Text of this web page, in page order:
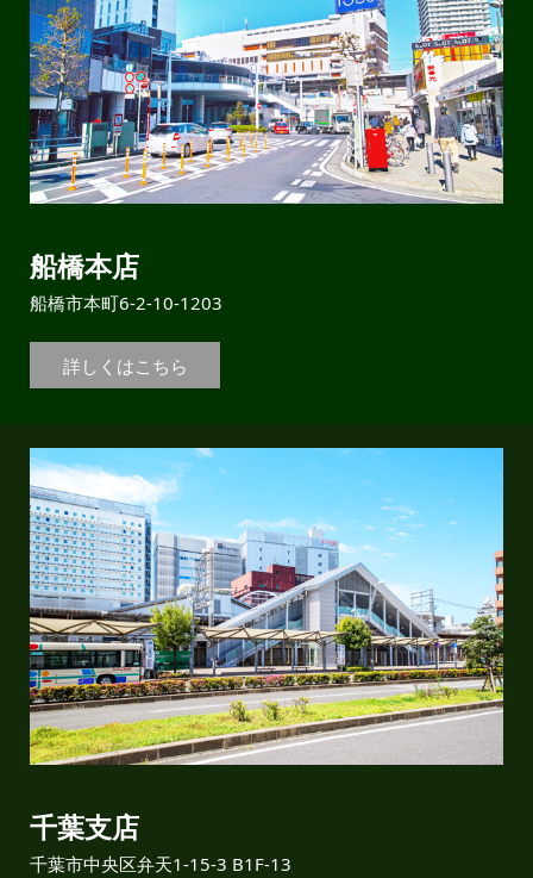
船橋本店
船橋市本町6-2-10-1203
詳しくはこちら
千葉支店
千葉市中央区弁天1-15-3 B1F-13